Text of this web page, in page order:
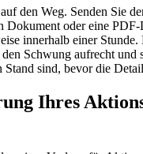
den Weg. Senden Sie
Dokument oder eine
innerhalb einer Stunde.
Schwung aufrecht und
Stand sind, bevor die
Ihres